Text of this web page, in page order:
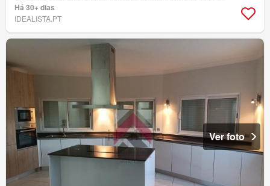
Há 30+ dias
IDEALISTA.PT
Ver foto